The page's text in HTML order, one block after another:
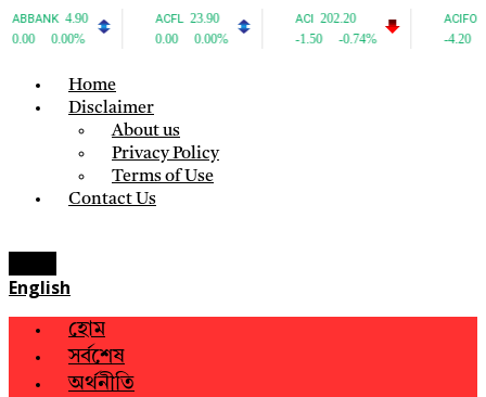
Home
Disclaimer
About us
Privacy Policy
Terms of Use
Contact Us
English
হোম
সর্বশেষ
অর্থনীতি